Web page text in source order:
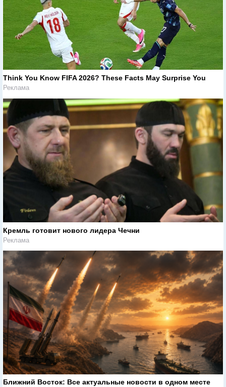
Think You Know FIFA 2026? These Facts May Surprise You
Реклама
Кремль готовит нового лидера Чечни
Реклама
Ближний Восток: Все актуальные новости в одном месте